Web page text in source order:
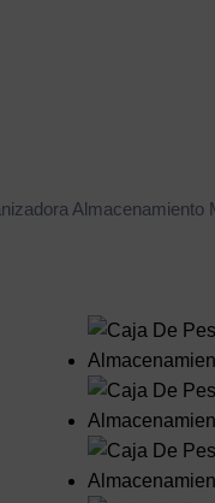
Almacenamiento